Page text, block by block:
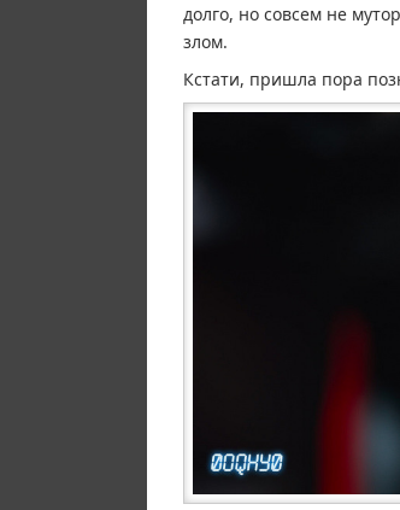
долго, но совсем не
злом.
Кстати, пришла пора